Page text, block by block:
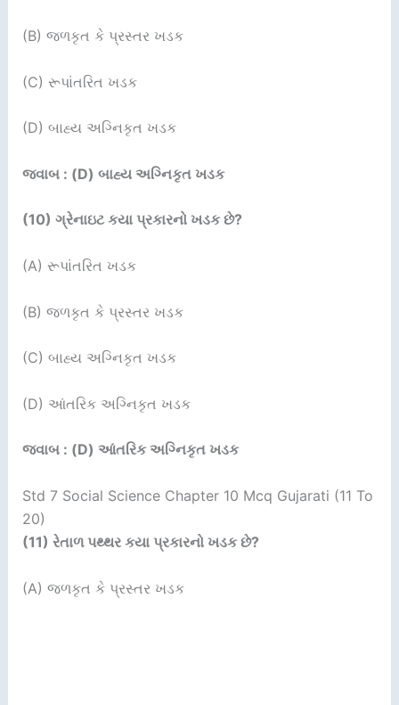
(B) જળકૃત કે પ્રસ્તર ખડક
(C) રૂપાંતરિત ખડક
(D) બાહ્ય અગ્નિકૃત ખડક
જવાબ : (D) બાહ્ય અગ્નિકૃત ખડક
(10) ગ્રેનાઇટ કયા પ્રકારનો ખડક છે?
(A) રૂપાંતરિત ખડક
(B) જળકૃત કે પ્રસ્તર ખડક
(C) બાહ્ય અગ્નિકૃત ખડક
(D) આંતરિક અગ્નિકૃત ખડક
જવાબ : (D) આંતરિક અગ્નિકૃત ખડક
Std 7 Social Science Chapter 10 Mcq Gujarati (11 To
20)
(11) રેતાળ પથ્થર કયા પ્રકારનો ખડક છે?
(A) જળકૃત કે પ્રસ્તર ખડક